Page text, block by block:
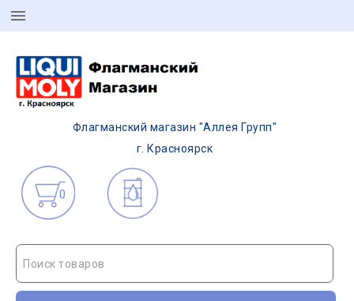
Флагманский магазин "Аллея Групп"
г. Красноярск
0
Поиск товаров